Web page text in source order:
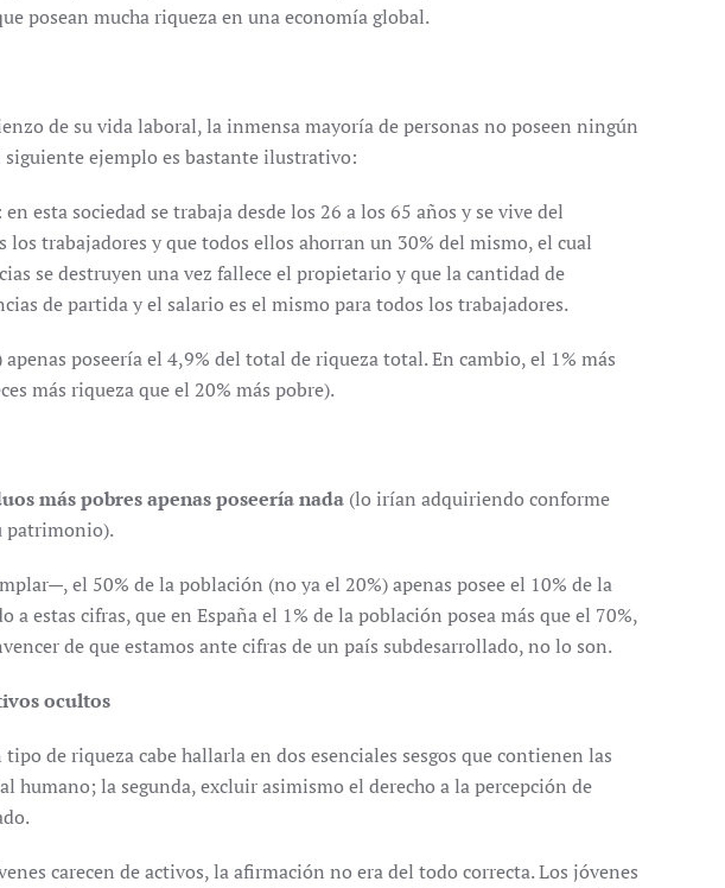
posean mucha riqueza en una economía global.
de su vida laboral, la inmensa mayoría de personas no poseen ningún
ejemplo es bastante ilustrativo:
esta sociedad se trabaja desde los 26 a los 65 años y se vive del
trabajadores y que todos ellos ahorran un 30% del mismo, el cual
se destruyen una vez fallece el propietario y que la cantidad de
de partida y el salario es el mismo para todos los trabajadores.
poseería el 4,9% del total de riqueza total. En cambio, el 1% más
más riqueza que el 20% más pobre).
más pobres apenas poseería nada (lo irían adquiriendo conforme
patrimonio).
el 50% de la población (no ya el 20%) apenas posee el 10% de la
estas cifras, que en España el 1% de la población posea más que el 70%,
de que estamos ante cifras de un país subdesarrollado, no lo son.
ocultos
de riqueza cabe hallarla en dos esenciales sesgos que contienen las
la segunda, excluir asimismo el derecho a la percepción de
carecen de activos, la afirmación no era del todo correcta. Los jóvenes